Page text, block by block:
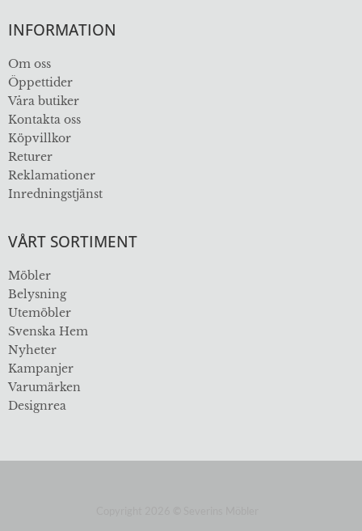
INFORMATION
Om oss
Öppettider
Våra butiker
Kontakta oss
Köpvillkor
Returer
Reklamationer
Inredningstjänst
VÅRT SORTIMENT
Möbler
Belysning
Utemöbler
Svenska Hem
Nyheter
Kampanjer
Varumärken
Designrea